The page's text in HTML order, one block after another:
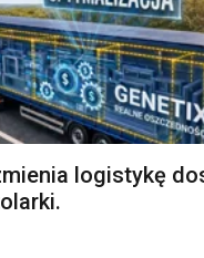
logistykę